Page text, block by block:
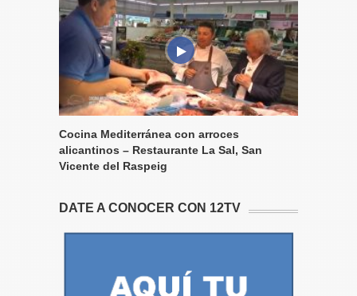
Cocina Mediterránea con arroces
alicantinos – Restaurante La Sal, San
Vicente del Raspeig
DATE A CONOCER CON 12TV